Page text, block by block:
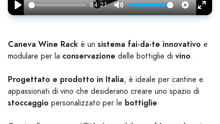
Play
04:21
Mute Settings
Enter
Caneva Wine Rack è un sistema fai-da-te innovativo e
modulare per la conservazione delle bottiglie di vino.
Progettato e prodotto in Italia, è ideale per cantine e
appassionati di vino che desiderano creare uno spazio di
stoccaggio personalizzato per le bottiglie.